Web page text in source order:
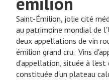
Saint-Émilion, jolie cité
au patrimoine mondial de
deux appellations de vin
émilion grand cru. Vins
d'appellation, située à
constituée d'un plateau